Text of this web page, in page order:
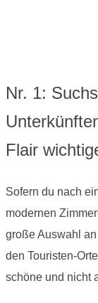
Nr. 1:
Flair
Sofern du nach
modernen
große Auswahl
den Touristen-
schöne und nicht